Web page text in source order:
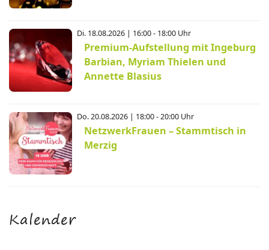
Di. 18.08.2026 | 16:00 - 18:00 Uhr
Premium-Aufstellung mit Ingeburg
Barbian, Myriam Thielen und
Annette Blasius
Do. 20.08.2026 | 18:00 - 20:00 Uhr
NetzwerkFrauen – Stammtisch in
Merzig
Kalender